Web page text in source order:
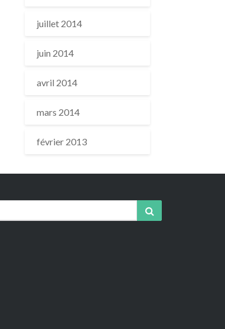
juillet 2014
juin 2014
avril 2014
mars 2014
février 2013